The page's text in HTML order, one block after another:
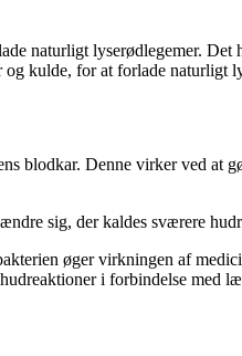
naturligt lyserødlegemer. Det
kulde, for at forlade naturligt
blodkar. Denne virker ved at
sig, der kaldes sværere
øger virkningen af
i forbindelse med